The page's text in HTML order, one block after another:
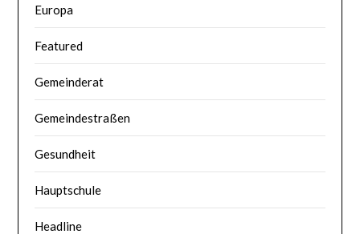
Europa
Featured
Gemeinderat
Gemeindestraßen
Gesundheit
Hauptschule
Headline